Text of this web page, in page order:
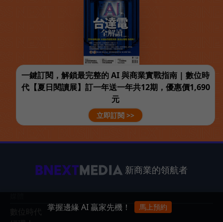
一鍵訂閱，解鎖最完整的 AI 與商業實戰指南 | 數位時
代【夏日閱讀展】訂一年送一年共12期，優惠價1,690
元
立即訂閱 >>
新商業的領航者
掌握邊緣 AI 贏家先機！ 馬上預約